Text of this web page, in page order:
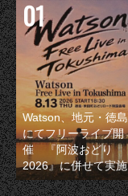
Watson、地元・徳島
にてフリーライブ開
催 『阿波おどり
2026』に併せて実施